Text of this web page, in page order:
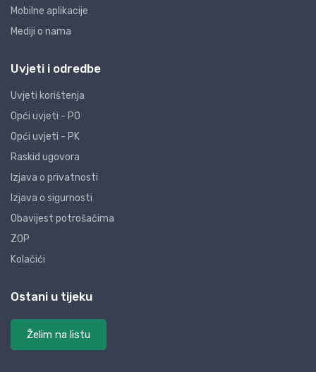
Mobilne aplikacije
Mediji o nama
Uvjeti i odredbe
Uvjeti korištenja
Opći uvjeti - PO
Opći uvjeti - PK
Raskid ugovora
Izjava o privatnosti
Izjava o sigurnosti
Obavijest potrošačima
ZOP
Kolačići
Ostani u tijeku
Želim na listu